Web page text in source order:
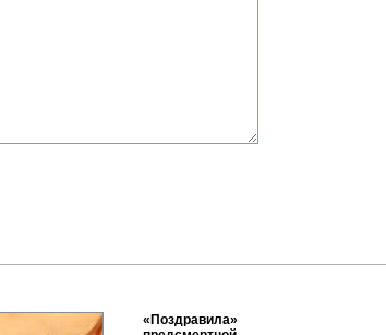
«Поздравила»